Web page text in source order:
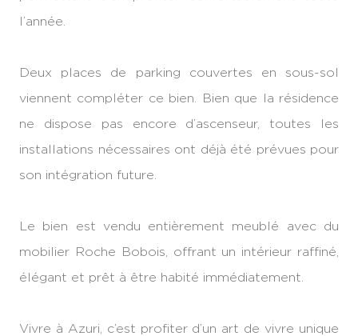
l’année.
Deux places de parking couvertes en sous-sol
viennent compléter ce bien. Bien que la résidence
ne dispose pas encore d’ascenseur, toutes les
installations nécessaires ont déjà été prévues pour
son intégration future.
Le bien est vendu entièrement meublé avec du
mobilier Roche Bobois, offrant un intérieur raffiné,
élégant et prêt à être habité immédiatement.
Vivre à Azuri, c’est profiter d’un art de vivre unique